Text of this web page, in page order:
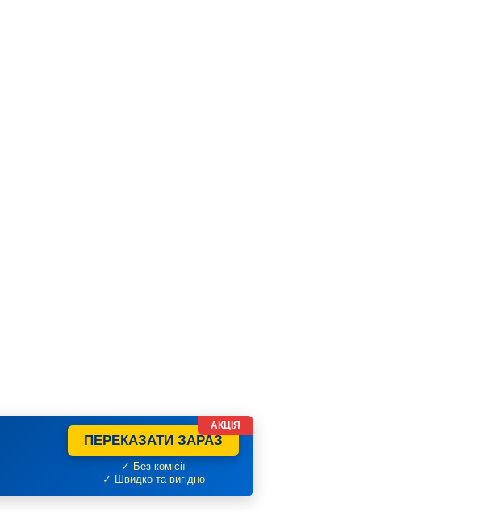
ПЕРЕКАЗАТИ ЗАРАЗ
✓ Без комісії
✓ Швидко та вигідно
АКЦІЯ